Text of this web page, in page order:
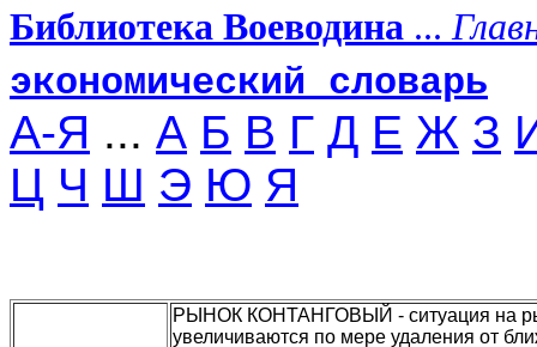
Библиотека Воеводина ...
экономический словарь
А-Я ... А Б В Г Д Е Ж З
Ц Ч Ш Э Ю Я
РЫНОК КОНТАНГОВЫЙ - ситуация на
увеличиваются по мере удаления от